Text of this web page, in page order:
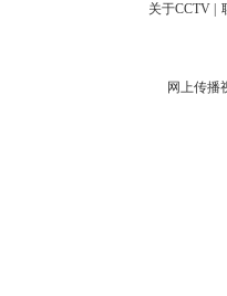
关于CCTV
网上传播